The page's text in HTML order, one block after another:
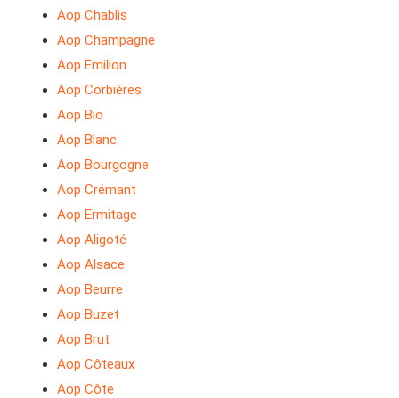
Aop Chablis
Aop Champagne
Aop Emilion
Aop Corbiéres
Aop Bio
Aop Blanc
Aop Bourgogne
Aop Crémant
Aop Ermitage
Aop Aligoté
Aop Alsace
Aop Beurre
Aop Buzet
Aop Brut
Aop Côteaux
Aop Côte